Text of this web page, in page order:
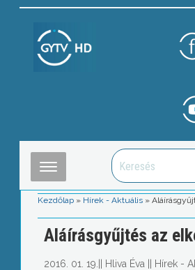
Kezdőlap » Hírek - Aktuális »
Aláírásgyűjtés az
2016. 01. 19. Hliva Éva Hírek -